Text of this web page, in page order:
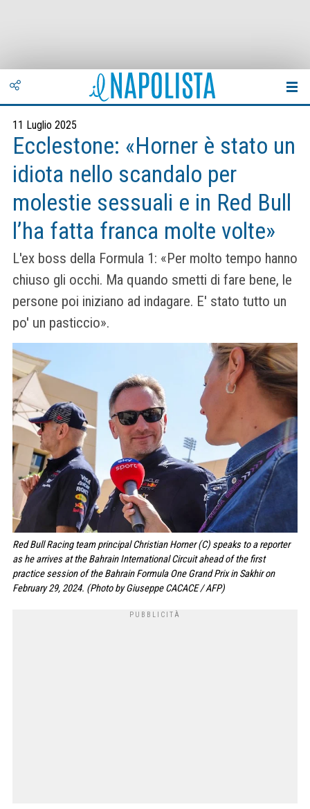
11 Luglio 2025
Ecclestone: «Horner è stato un
idiota nello scandalo per
molestie sessuali e in Red Bull
l’ha fatta franca molte volte»
L'ex boss della Formula 1: «Per molto tempo hanno
chiuso gli occhi. Ma quando smetti di fare bene, le
persone poi iniziano ad indagare. E' stato tutto un
po' un pasticcio».
Red Bull Racing team principal Christian Horner (C) speaks to a reporter
as he arrives at the Bahrain International Circuit ahead of the first
practice session of the Bahrain Formula One Grand Prix in Sakhir on
February 29, 2024. (Photo by Giuseppe CACACE / AFP)